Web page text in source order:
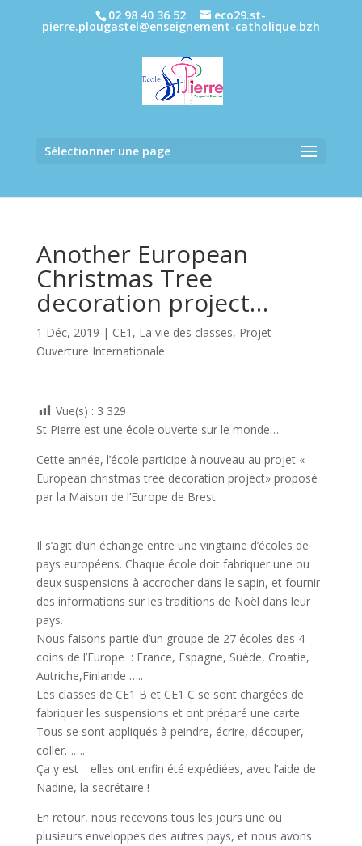
02 98 40 36 52 eco29.st-
pierre.plougastel@enseignement-catholique.bzh
Sélectionner une page
Another European
Christmas Tree
decoration project…
1 Déc, 2019 | CE1 , La vie des classes, Projet
Ouverture Internationale
Vue(s) : 3 329
St Pierre est une école ouverte sur le monde…
Cette année, l’école participe à nouveau au projet «
European christmas tree decoration project» proposé
par la Maison de l’Europe de Brest.
Il s’agit d’un échange entre une vingtaine d’écoles de
pays européens. Chaque école doit fabriquer une ou
deux suspensions à accrocher dans le sapin, et fournir
des informations sur les traditions de Noël dans leur
pays.
Nous faisons partie d’un groupe de 27 écoles des 4
coins de l’Europe : France, Espagne, Suède, Croatie,
Autriche,Finlande …..
Les classes de CE1 B et CE1 C se sont chargées de
fabriquer les suspensions et ont préparé une carte.
Tous se sont appliqués à peindre, écrire, découper,
coller…….
Ça y est : elles ont enfin été expédiées, avec l’aide de
Nadine, la secrétaire !
En retour, nous recevons tous les jours une ou
plusieurs enveloppes des autres pays, et nous avons